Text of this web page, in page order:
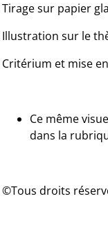
Tirage sur papier
Illustration sur le
Critérium et mise
Ce même
dans la
©Tous droits